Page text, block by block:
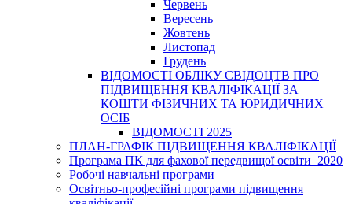
Червень
Вересень
Жовтень
Листопад
Грудень
ВІДОМОСТІ ОБЛІКУ СВІДОЦТВ ПРО
ПІДВИЩЕННЯ КВАЛІФІКАЦІЇ ЗА
КОШТИ ФІЗИЧНИХ ТА ЮРИДИЧНИХ
ОСІБ
ВІДОМОСТІ 2025
ПЛАН-ГРАФІК ПІДВИЩЕННЯ КВАЛІФІКАЦІЇ
Програма ПК для фахової передвищої освіти_2020
Робочі навчальні програми
Освітньо-професійні програми підвищення